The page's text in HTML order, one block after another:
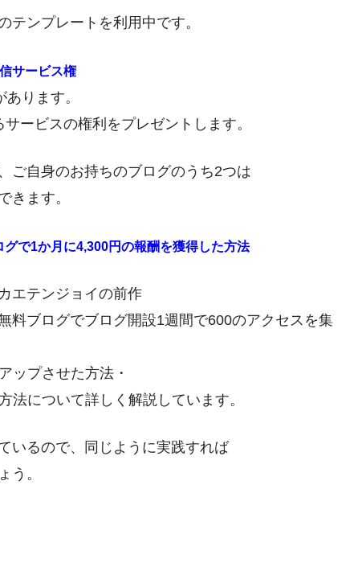
テンプレートを利用中です。
サービス権
ります。
ービスの権利をプレゼントします。
ご自身のお持ちのブログのうち2つは
きます。
で1か月に4,300円の報酬を獲得した方法
エテンジョイの前作
料ブログでブログ開設1週間で600のアクセスを集
ップさせた方法・
法について詳しく解説しています。
いるので、同じように実践すれば
う。